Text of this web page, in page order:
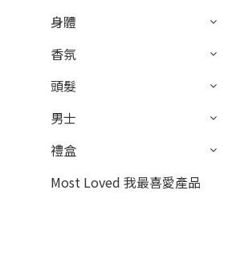
身體
香氛
頭髮
男士
禮盒
Most Loved 我最喜愛產品